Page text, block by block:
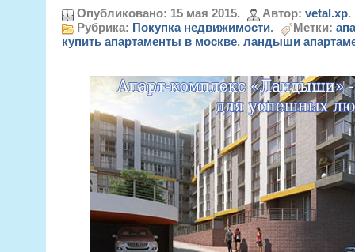
Опубликовано: 15 мая 2015. Автор: vetal.xp.
Рубрика: Покупка недвижимости. Метки:
купить апартаменты в москве, ландыши